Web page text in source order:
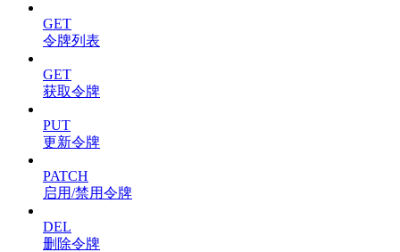
GET
令牌列表
GET
获取令牌
PUT
更新令牌
PATCH
启用/禁用令牌
DEL
删除令牌